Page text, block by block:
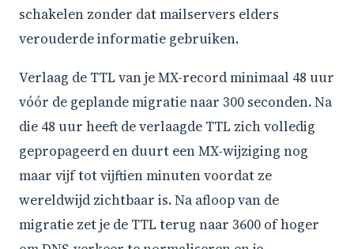
schakelen zonder dat mailservers elders
verouderde informatie gebruiken.
Verlaag de TTL van je MX-record minimaal 48 uur
vóór de geplande migratie naar 300 seconden. Na
die 48 uur heeft de verlaagde TTL zich volledig
gepropageerd en duurt een MX-wijziging nog
maar vijf tot vijftien minuten voordat ze
wereldwijd zichtbaar is. Na afloop van de
migratie zet je de TTL terug naar 3600 of hoger